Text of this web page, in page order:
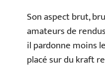
Son aspect brut,
amateurs de
il pardonne moins
placé sur du kraft